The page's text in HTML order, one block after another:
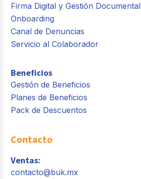
Firma Digital y Gestión Documental
Onboarding
Canal de Denuncias
Servicio al Colaborador
Beneficios
Gestión de Beneficios
Planes de Beneficios
Pack de Descuentos
Contacto
Ventas:
contacto@buk.mx